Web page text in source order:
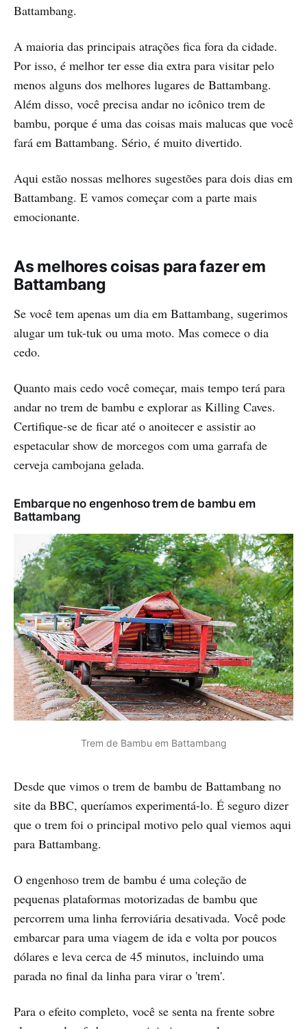
Battambang.
A maioria das principais atrações fica fora da cidade.
Por isso, é melhor ter esse dia extra para visitar pelo
menos alguns dos melhores lugares de Battambang.
Além disso, você precisa andar no icônico trem de
bambu, porque é uma das coisas mais malucas que você
fará em Battambang. Sério, é muito divertido.
Aqui estão nossas melhores sugestões para dois dias em
Battambang. E vamos começar com a parte mais
emocionante.
As melhores coisas para fazer em
Battambang
Se você tem apenas um dia em Battambang, sugerimos
alugar um tuk-tuk ou uma moto. Mas comece o dia
cedo.
Quanto mais cedo você começar, mais tempo terá para
andar no trem de bambu e explorar as Killing Caves.
Certifique-se de ficar até o anoitecer e assistir ao
espetacular show de morcegos com uma garrafa de
cerveja cambojana gelada.
Embarque no engenhoso trem de bambu em
Battambang
Trem de Bambu em Battambang
Desde que vimos o trem de bambu de Battambang no
site da BBC, queríamos experimentá-lo. É seguro dizer
que o trem foi o principal motivo pelo qual viemos aqui
para Battambang.
O engenhoso trem de bambu é uma coleção de
pequenas plataformas motorizadas de bambu que
percorrem uma linha ferroviária desativada. Você pode
embarcar para uma viagem de ida e volta por poucos
dólares e leva cerca de 45 minutos, incluindo uma
parada no final da linha para virar o 'trem'.
Para o efeito completo, você se senta na frente sobre